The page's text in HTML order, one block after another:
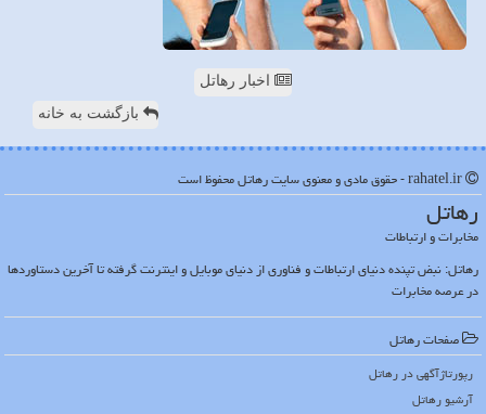
اخبار رهاتل
بازگشت به خانه
رهاتل
مخابرات و ارتباطات
رهاتل: نبض تپنده دنیای ارتباطات و فناوری از دنیای موبایل و اینترنت گرفته تا آخرین دستاوردها
در عرصه مخابرات
صفحات رهاتل
رپورتاژآگهی در رهاتل
آرشیو رهاتل